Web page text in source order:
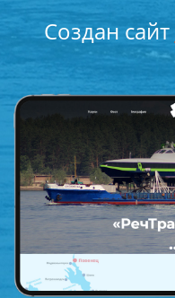
Создан сайт